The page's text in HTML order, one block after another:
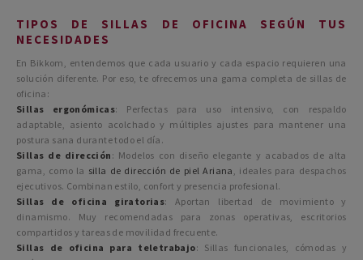
TIPOS DE SILLAS DE OFICINA SEGÚN TUS
NECESIDADES
En Bikkom, entendemos que cada usuario y cada espacio requieren una
solución diferente. Por eso, te ofrecemos una gama completa de sillas de
oficina:
Sillas ergonómicas: Perfectas para uso intensivo, con respaldo
adaptable, asiento acolchado y múltiples ajustes para mantener una
postura sana durante todo el día.
Sillas de dirección : Modelos con diseño elegante y acabados de alta
gama, como la silla de dirección de piel Ariana , ideales para despachos
ejecutivos. Combinan estilo, confort y presencia profesional.
Sillas de oficina giratorias: Aportan libertad de movimiento y
dinamismo. Muy recomendadas para zonas operativas, escritorios
compartidos y tareas de movilidad frecuente.
Sillas de oficina para teletrabajo: Sillas funcionales, cómodas y